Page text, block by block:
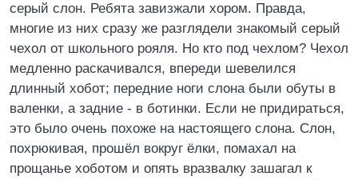
серый слон. Ребята завизжали хором. Правда,
многие из них сразу же разглядели знакомый серый
чехол от школьного рояля. Но кто под чехлом? Чехол
медленно раскачивался, впереди шевелился
длинный хобот; передние ноги слона были обуты в
валенки, а задние - в ботинки. Если не придираться,
это было очень похоже на настоящего слона. Слон,
похрюкивая, прошёл вокруг ёлки, помахал на
прощанье хоботом и опять вразвалку зашагал к